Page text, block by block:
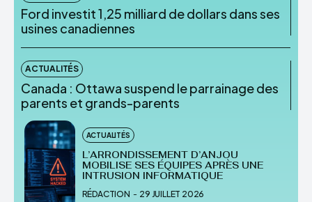
Ford investit 1,25 milliard de dollars dans ses
usines canadiennes
ACTUALITÉS
Canada : Ottawa suspend le parrainage des
parents et grands-parents
ACTUALITÉS
L’ARRONDISSEMENT D’ANJOU
MOBILISE SES ÉQUIPES APRÈS UNE
INTRUSION INFORMATIQUE
RÉDACTION - 29 JUILLET 2026